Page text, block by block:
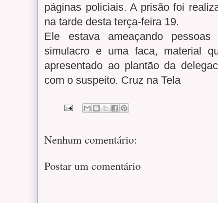
páginas policiais. A prisão foi
na tarde desta terça-feira 19.
Ele estava ameaçando
simulacro e uma faca, material
apresentado ao plantão da
com o suspeito. Cruz na Tela
Nenhum comentário:
Postar um comentário